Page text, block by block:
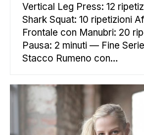
Vertical Leg Press: 12
Shark Squat: 10 ripetizioni
Frontale con Manubri: 20
Pausa: 2 minuti — Fine
Stacco Rumeno con…